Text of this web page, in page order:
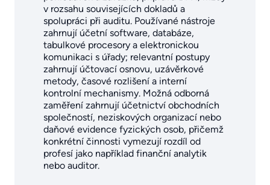
v rozsahu souvisejících dokladů a
spolupráci při auditu. Používané nástroje
zahrnují účetní software, databáze,
tabulkové procesory a elektronickou
komunikaci s úřady; relevantní postupy
zahrnují účtovací osnovu, uzávěrkové
metody, časové rozlišení a interní
kontrolní mechanismy. Možná odborná
zaměření zahrnují účetnictví obchodních
společností, neziskových organizací nebo
daňové evidence fyzických osob, přičemž
konkrétní činnosti vymezují rozdíl od
profesí jako například finanční analytik
nebo auditor.